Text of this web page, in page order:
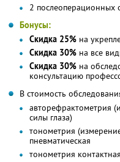
2 послеоперационных
Бонусы:
Скидка 25% на
Скидка 30% на все
Скидка 30% на
консультацию
В стоимость
авторефрактометрия
силы глаза)
тонометрия
пневматическая
тонометрия контактная